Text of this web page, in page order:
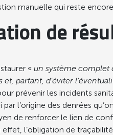
manuelle qui reste
de
« un système complet
et, partant, d’éviter
prévenir les incidents
l’origine des denrées
de renforcer le lien de
l’obligation de